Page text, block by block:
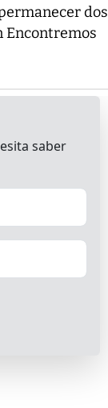
dos
Encontremos